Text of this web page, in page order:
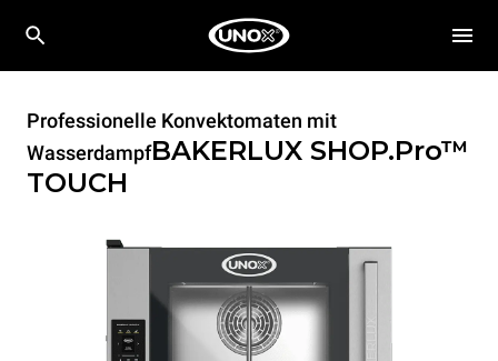
Professionelle Konvektomaten mit
WasserdampfBAKERLUX SHOP.Pro™
TOUCH